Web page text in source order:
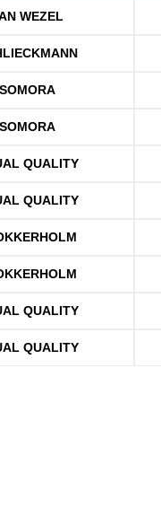
WEZEL
SOMORA
SOMORA
QUALITY
QUALITY
QUALITY
QUALITY